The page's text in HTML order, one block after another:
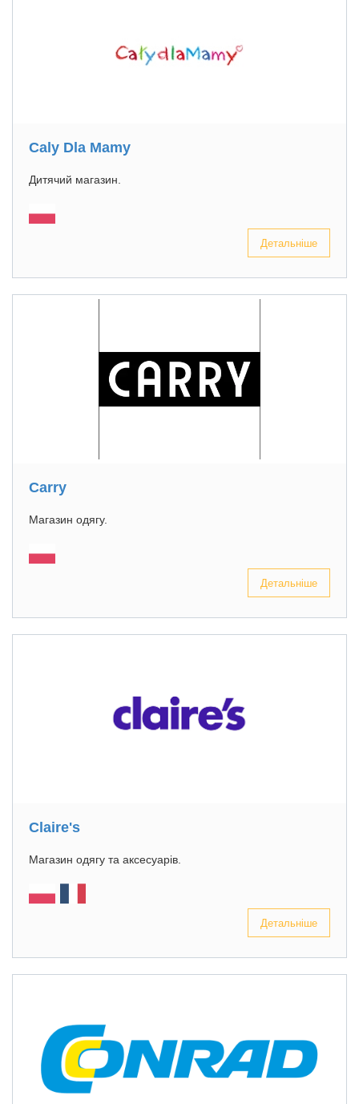
Caly Dla Mamy
Дитячий магазин.
Детальніше
Carry
Магазин одягу.
Детальніше
Claire's
Магазин одягу та аксесуарів.
Детальніше